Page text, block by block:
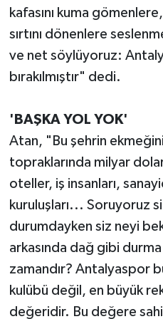
kafasını kuma
sırtını dönenlere
ve net söylüyoruz:
bırakılmıştır" dedi.
'BAŞKA YOL YOK'
Atan, "Bu şehrin
topraklarında milyar
oteller, iş insanları,
kuruluşları... Soruyoruz
durumdayken siz neyi
arkasında dağ gibi
zamandır? Antalyaspor
kulübü değil, en büyük
değeridir. Bu değere